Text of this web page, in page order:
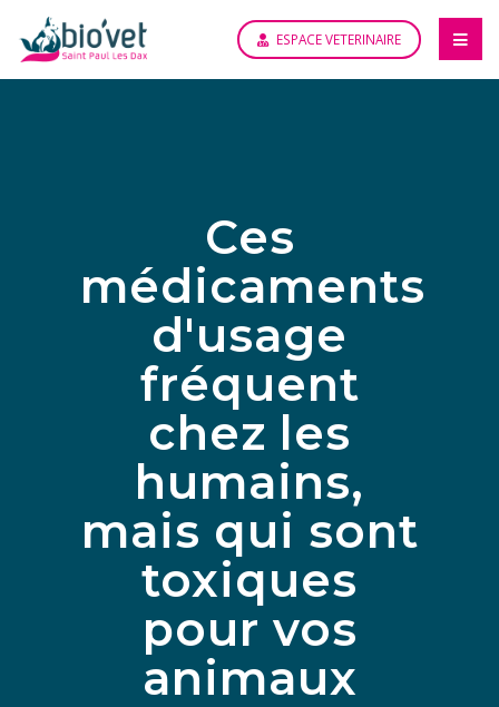
ESPACE VETERINAIRE
Ces
médicaments
d'usage
fréquent
chez les
humains,
mais qui sont
toxiques
pour vos
animaux